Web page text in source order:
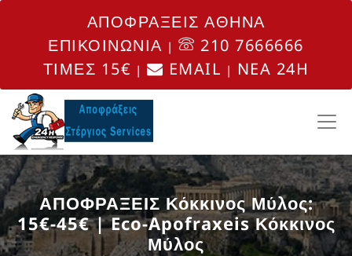
ΑΠΟΦΡΑΞΕΙΣ ΑΘΗΝΑ
ΕΠΙΚΟΙΝΩΝΙΑ |
210 7666666
ΤΙΜΕΣ 15€ | EMAIL | NEA 24H
ΑΠΟΦΡΑΞΕΙΣ Κόκκινος Μύλος:
15€-45€ | Eco-Apofraxeis Κόκκινος
Μύλος